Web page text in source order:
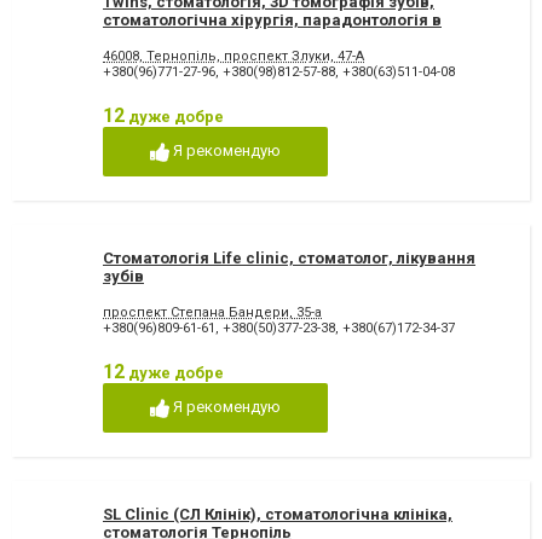
стоматологічна хірургія, парадонтологія в
46008, Тернопіль, проспект Злуки, 47-А
+380(96)771-27-96, +380(98)812-57-88, +380(63)511-04-08
12 дуже добре
Я рекомендую
Стоматологія Life clinic, стоматолог, лікування
зубів
проспект Степана Бандери, 35-а
+380(96)809-61-61 , +380(50)377-23-38, +380(67)172-34-37
12 дуже добре
Я рекомендую
SL Clinic (СЛ Клінік), стоматологічна клініка,
стоматологія Тернопіль